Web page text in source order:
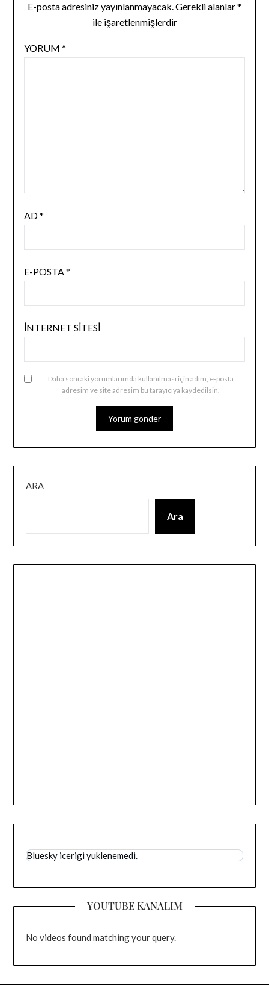
E-posta adresiniz yayınlanmayacak.Gerekli alanlar*
ile işaretlenmişlerdir
YORUM *
AD*
E-POSTA*
İNTERNET SITESI
Daha sonraki yorumlarımda kullanılması için adım, e-posta
adresim ve site adresim bu tarayıcıya kaydedilsin.
ARA
Ara
Bluesky icerigi yuklenemedi.
YOUTUBE KANALIM
No videos found matching your query.